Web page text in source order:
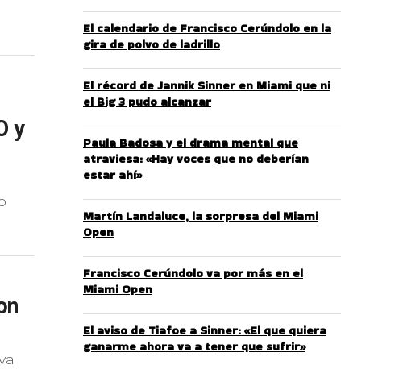
y
El calendario de Francisco Cerúndolo en la
gira de polvo de ladrillo
El récord de Jannik Sinner en Miami que ni
el Big 3 pudo alcanzar
Paula Badosa y el drama mental que
atraviesa: «Hay voces que no deberían
estar ahí»
Martín Landaluce, la sorpresa del Miami
Open
Francisco Cerúndolo va por más en el
Miami Open
El aviso de Tiafoe a Sinner: «El que quiera
ganarme ahora va a tener que sufrir»